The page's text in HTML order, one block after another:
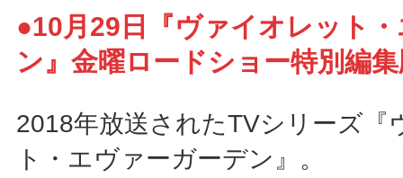
●10月29日『ヴァイオレット
ン』金曜ロードショー特別編
2018年放送されたTVシリーズ『
ト・エヴァーガーデン』。